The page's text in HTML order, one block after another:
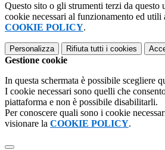
Questo sito o gli strumenti terzi da
cookie necessari al funzionamento ed
COOKIE POLICY.
Personalizza Rifiuta tutti i cookies
Gestione cookie
In questa schermata è possibile scegliere
I cookie necessari sono quelli che
piattaforma e non è possibile disabilitarli.
Per conoscere quali sono i cookie
visionare la COOKIE POLICY.